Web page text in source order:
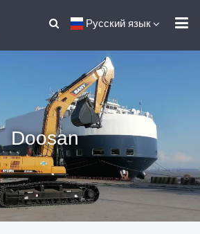
Русский язык
Doosan